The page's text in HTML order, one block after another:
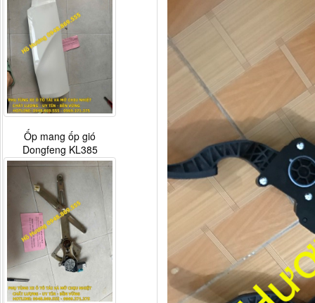
Ốp mang ốp gió
Dongfeng KL385